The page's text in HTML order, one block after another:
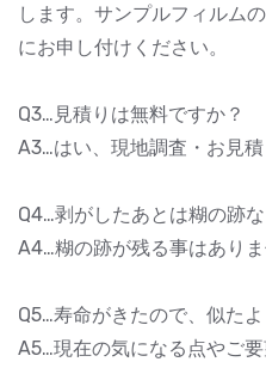
します。サンプルフィルム
にお申し付けください。
Q3…見積りは無料ですか？
A3…はい、現地調査・お見積
Q4…剥がしたあとは糊の跡
A4…糊の跡が残る事はありま
Q5…寿命がきたので、似たよ
A5…現在の気になる点やご